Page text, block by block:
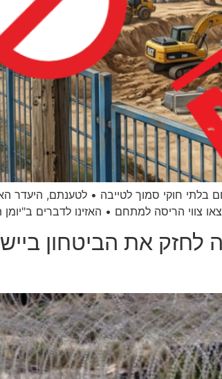
בלתי חוקי סמוך לטייבה • לטענתם, היעדר
צווי הריסה למתחם • האזינו לדברים
את הביטחון